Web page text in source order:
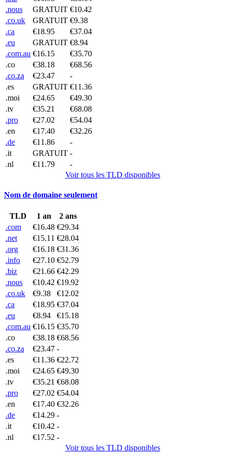
.nous
GRATUIT €10.42
.co.uk
GRATUIT €9.38
.ca
€18.95
€37.04
.eu
GRATUIT €8.94
.com.au €16.15
€35.70
.co
€38.18
€68.56
.co.za
€23.47
-
.es
GRATUIT €11.36
.moi
€24.65
€49.30
.tv
€35.21
€68.08
.pro
€27.02
€54.04
.en
€17.40
€32.26
.de
€11.86
-
.it
GRATUIT -
.nl
€11.79
-
Voir tous les TLD disponibles
Nom de domaine seulement
TLD 1 an
2 ans
.com
€16.48 €29.34
.net
€15.11 €28.04
.org
€16.18 €31.36
.info
€27.10 €52.79
.biz
€21.66 €42.29
.nous
€10.42 €19.92
.co.uk
€9.38
€12.02
.ca
€18.95 €37.04
.eu
€8.94
€15.18
.com.au €16.15 €35.70
.co
€38.18 €68.56
.co.za
€23.47 -
.es
€11.36 €22.72
.moi
€24.65 €49.30
.tv
€35.21 €68.08
.pro
€27.02 €54.04
.en
€17.40 €32.26
.de
€14.29 -
.it
€10.42 -
.nl
€17.52 -
Voir tous les TLD disponibles